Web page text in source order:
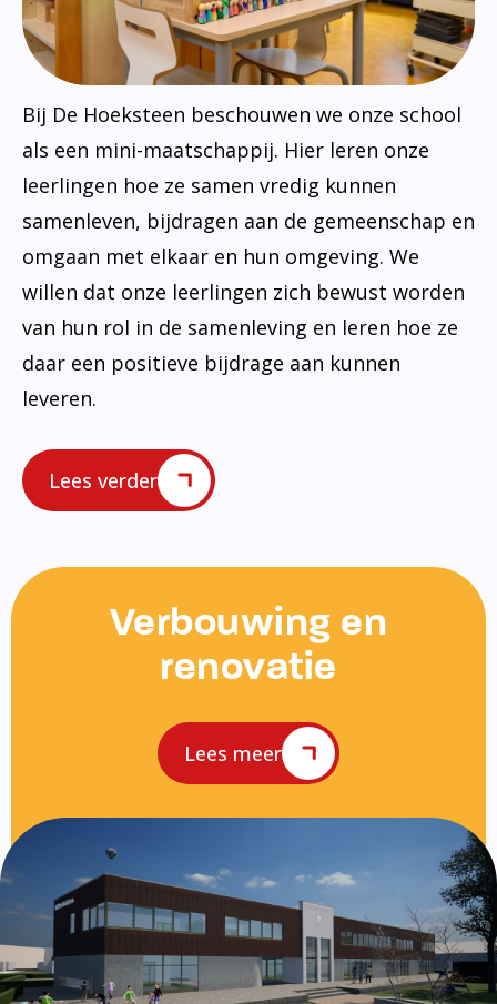
Bij De Hoeksteen beschouwen we onze school
als een mini-maatschappij. Hier leren onze
leerlingen hoe ze samen vredig kunnen
samenleven, bijdragen aan de gemeenschap en
omgaan met elkaar en hun omgeving. We
willen dat onze leerlingen zich bewust worden
van hun rol in de samenleving en leren hoe ze
daar een positieve bijdrage aan kunnen
leveren.
Lees verder
Verbouwing en
renovatie
Lees meer